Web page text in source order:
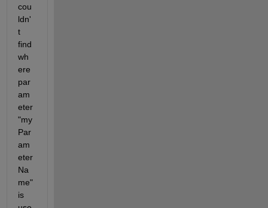
cou
ldn'
t
find
wh
ere
par
am
eter
"my
Par
am
eter
Na
me"
is